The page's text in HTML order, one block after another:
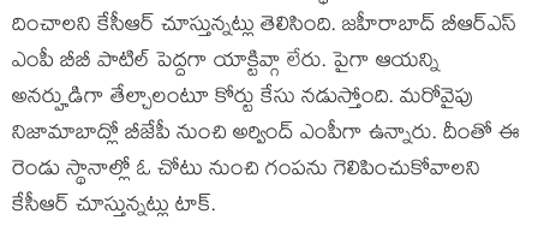
దించాలని కేసీఆర్ చూస్తున్నట్లు తెలిసింది. జహీరాబాద్ బీఆర్ఎస్
ఎంపీ బీబీ పాటిల్ పెద్దగా యాక్టివ్గా లేరు. పైగా ఆయన్ని
అనర్హుడిగా తేల్చాలంటూ కోర్టు కేసు నడుస్తోంది. మరోవైపు
నిజామాబాద్లో బీజేపీ నుంచి అర్వింద్ ఎంపీగా ఉన్నారు. దీంతో ఈ
రెండు స్థానాల్లో ఓ చోటు నుంచి గంపను గెలిపించుకోవాలని
కేసీఆర్ చూస్తున్నట్లు టాక్.